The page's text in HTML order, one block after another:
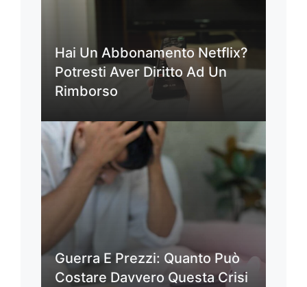
Hai Un Abbonamento Netflix?
Potresti Aver Diritto Ad Un
Rimborso
Guerra E Prezzi: Quanto Può
Costare Davvero Questa Crisi